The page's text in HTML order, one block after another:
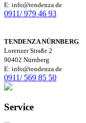
E: info@tendenza.de
0911/ 979 46 93
TENDENZA NÜRNBERG
Lorenzer Straße 2
90402 Nürnberg
E: info@tendenza.de
0911/ 569 85 50
Service